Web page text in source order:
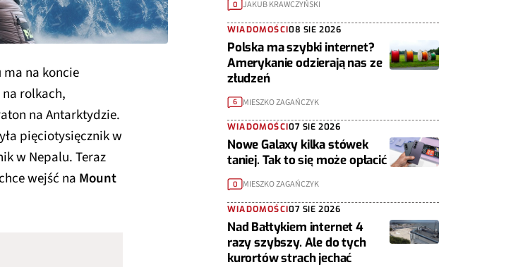
na koncie
na rolkach,
na Antarktydzie.
pięciotysięcznik w
w Nepalu. Teraz
wejść na Mount
0 JAKUB KRAWCZYŃSKI
WIADOMOŚCI08 SIE 2026
Polska ma szybki internet?
Amerykanie odzierają nas ze
złudzeń
6 MIESZKO ZAGAŃCZYK
WIADOMOŚCI07 SIE 2026
Nowe Galaxy kilka stówek
taniej. Tak to się może opłacić
0 MIESZKO ZAGAŃCZYK
WIADOMOŚCI07 SIE 2026
Nad Bałtykiem internet 4
razy szybszy. Ale do tych
kurortów strach jechać